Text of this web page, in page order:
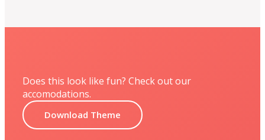
Does this look like fun? Check out our
accomodations.
Download Theme